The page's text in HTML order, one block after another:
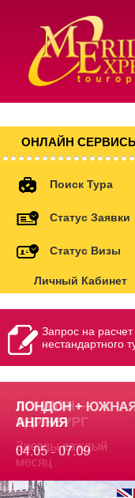
ОНЛАЙН
Поиск Тура
Статус Заявки
Статус Визы
Личный Кабинет
Запрос на расчет
нестандартного